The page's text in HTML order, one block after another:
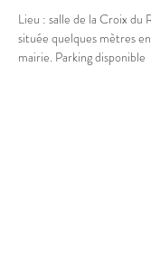
Lieu : salle de la Croix du
située quelques mètres
mairie. Parking disponible